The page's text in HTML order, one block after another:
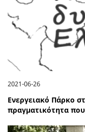
2021-06-26
Ενεργειακό Πάρκο
πραγματικότητα